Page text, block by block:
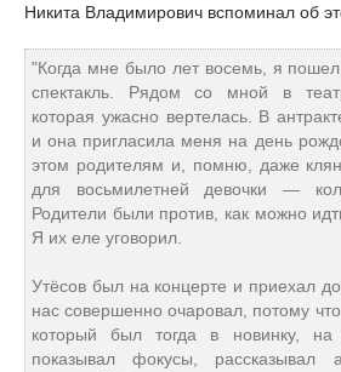
Никита Владимирович вспоминал об
"Когда мне было лет восемь, я
спектакль. Рядом со мной в
которая ужасно вертелась. В
и она пригласила меня на день
этом родителям и, помню, даже
для восьмилетней девочки —
Родители были против, как можно
Я их еле уговорил.
Утёсов был на концерте и приехал
нас совершенно очаровал, потому
который был тогда в новинку, на
показывал фокусы, рассказывал